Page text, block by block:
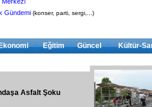
Gündemi (konser, parti, sergi,...)
Eğitim Güncel Kültür-
Asfalt Şoku